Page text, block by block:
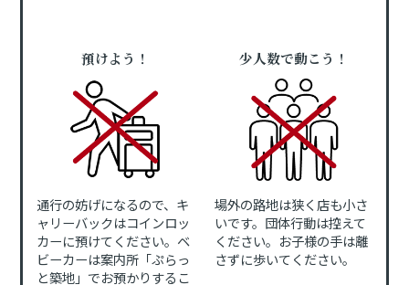
預けよう！
通行の妨げになるので、キ
ャリーバックはコインロッ
カーに預けてください。ベ
ビーカーは案内所「ぷらっ
と築地」でお預かりするこ
少人数で動こう！
場外の路地は狭く店も小さ
いです。団体行動は控えて
ください。お子様の手は離
さずに歩いてください。